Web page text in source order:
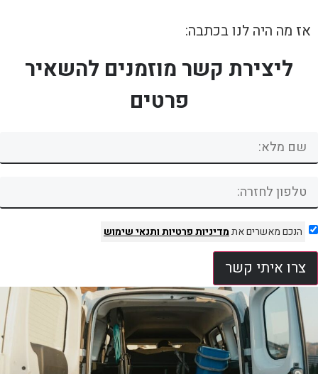
אז מה היה לנו בכתבה:
ליצירת קשר מוזמנים להשאיר
פרטים
הנכם מאשרים אתמדיניות פרטיותותנאי שימוש
צרו איתי קשר